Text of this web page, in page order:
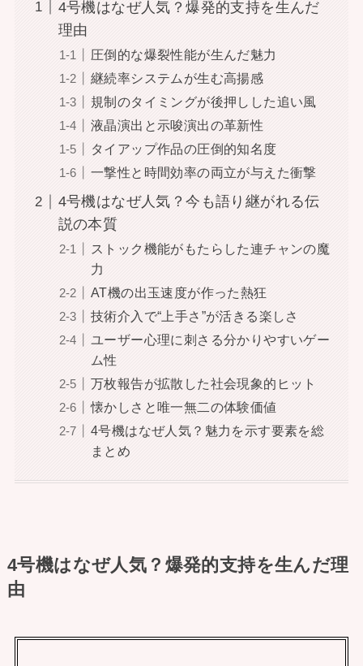
4号機はなぜ人気？爆発的支持を生んだ
理由
圧倒的な爆裂性能が生んだ魅力
継続率システムが生む高揚感
規制のタイミングが後押しした追い風
液晶演出と示唆演出の革新性
タイアップ作品の圧倒的知名度
一撃性と時間効率の両立が与えた衝撃
4号機はなぜ人気？今も語り継がれる伝
説の本質
ストック機能がもたらした連チャンの魔
力
AT機の出玉速度が作った熱狂
技術介入で“上手さ”が活きる楽しさ
ユーザー心理に刺さる分かりやすいゲー
ム性
万枚報告が拡散した社会現象的ヒット
懐かしさと唯一無二の体験価値
4号機はなぜ人気？魅力を示す要素を総
まとめ
4号機はなぜ人気？爆発的支持を生んだ理
由